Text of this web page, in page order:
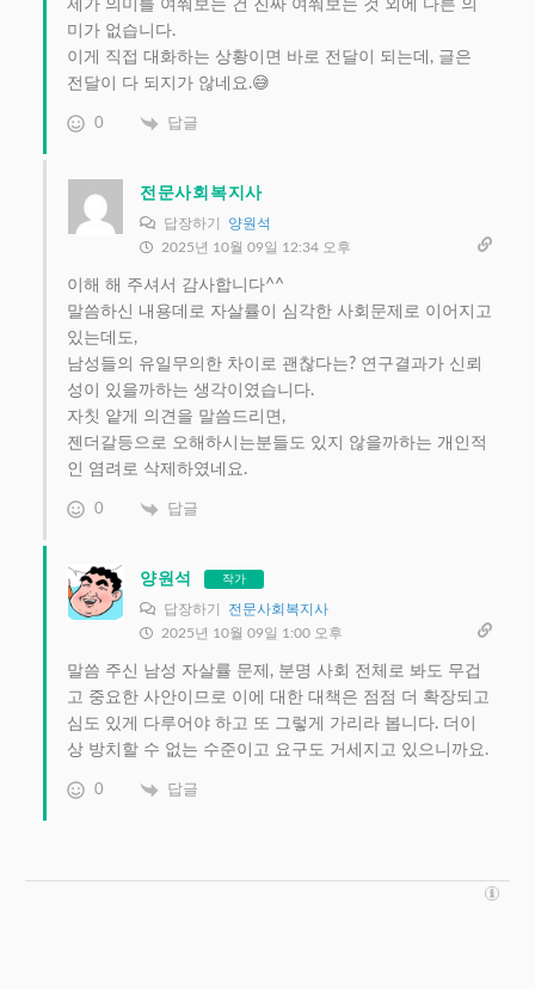
제가 의미를 여쭤보는 건 진짜 여쭤보는 것 외에 다른 의
미가 없습니다.
이게 직접 대화하는 상황이면 바로 전달이 되는데, 글은
전달이 다 되지가 않네요.😅
0 답글
전문사회복지사
답장하기 양원석
2025년 10월 09일 12:34 오후
이해 해 주셔서 감사합니다^^
말씀하신 내용데로 자살률이 심각한 사회문제로 이어지고
있는데도,
남성들의 유일무의한 차이로 괜찮다는? 연구결과가 신뢰
성이 있을까하는 생각이였습니다.
자칫 얕게 의견을 말씀드리면,
젠더갈등으로 오해하시는분들도 있지 않을까하는 개인적
인 염려로 삭제하였네요.
0 답글
양원석 작가
답장하기 전문사회복지사
2025년 10월 09일 1:00 오후
말씀 주신 남성 자살률 문제, 분명 사회 전체로 봐도 무겁
고 중요한 사안이므로 이에 대한 대책은 점점 더 확장되고
심도 있게 다루어야 하고 또 그렇게 가리라 봅니다. 더이
상 방치할 수 없는 수준이고 요구도 거세지고 있으니까요.
0 답글